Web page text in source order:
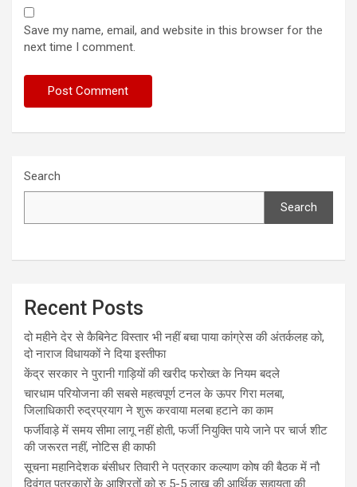
Save my name, email, and website in this browser for the
next time I comment.
Search
Search
Recent Posts
दो महीने देर से कैबिनेट विस्तार भी नहीं बचा पाया कांग्रेस की अंतर्कलह को,
दो नाराज विधायकों ने दिया इस्तीफा
केंद्र सरकार ने पुरानी गाड़ियों की खरीद फरोख्त के नियम बदले
चारधाम परियोजना की सबसे महत्वपूर्ण टनल के ऊपर गिरा मलबा,
जिलाधिकारी रुद्रप्रयाग ने शुरू करवाया मलबा हटाने का काम
फर्जीवाड़े में समय सीमा लागू नहीं होती, फर्जी नियुक्ति पाये जाने पर चार्ज शीट
की जरूरत नहीं, नोटिस ही काफी
सूचना महानिदेशक बंसीधर तिवारी ने पत्रकार कल्याण कोष की बैठक में नौ
दिवंगत पत्रकारों के आश्रितों को रु 5-5 लाख की आर्थिक सहायता की